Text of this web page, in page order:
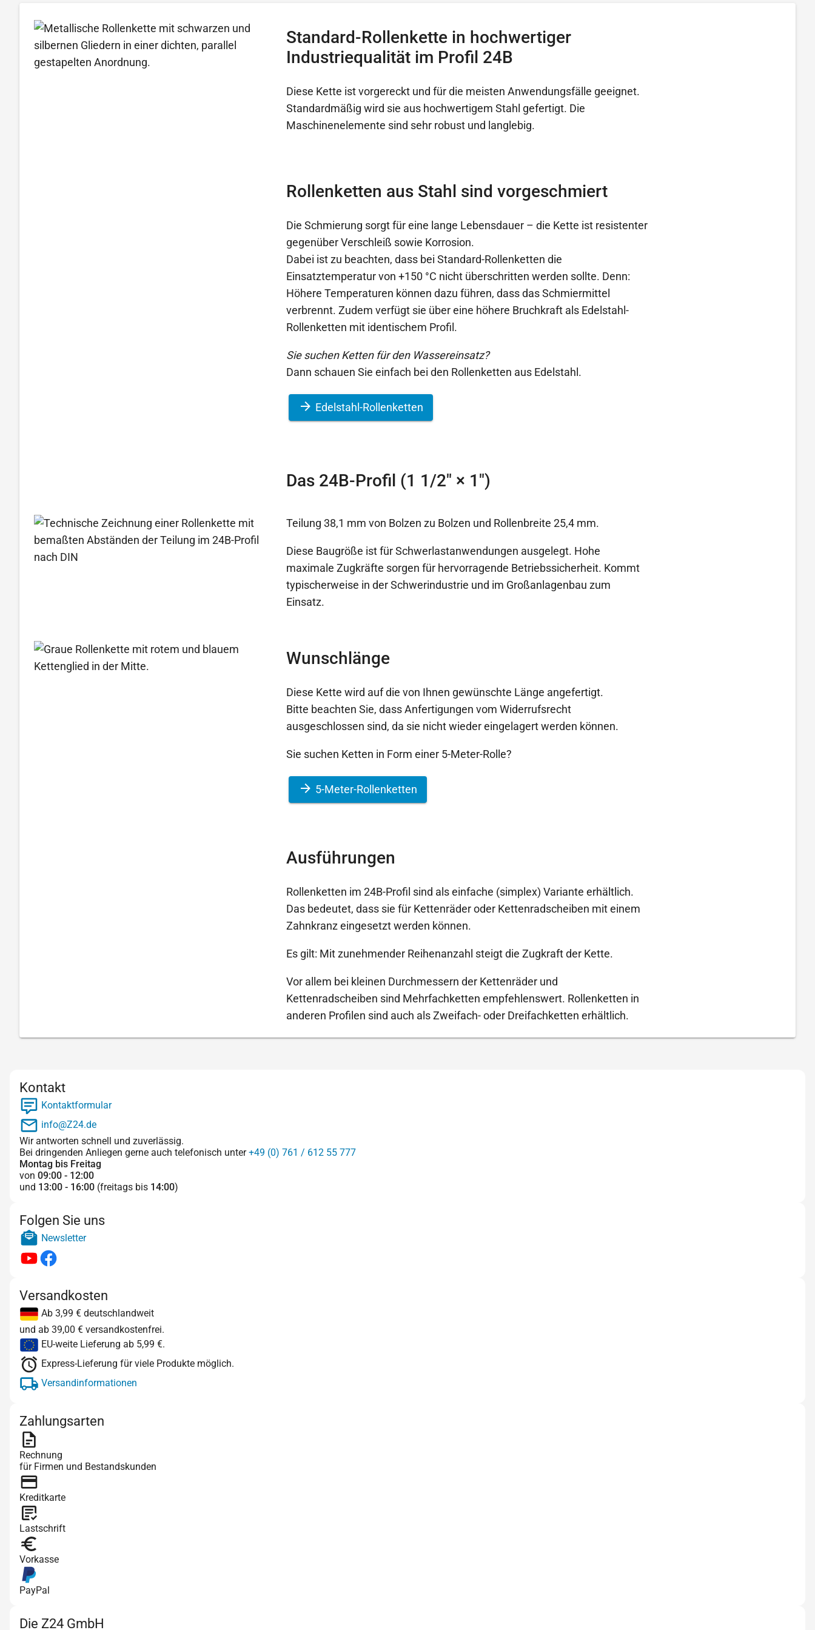
Standard-Rollenkette in hochwertiger
Industriequalität im Profil 24B
Diese Kette ist vorgereckt und für die meisten Anwendungsfälle geeignet.
Standardmäßig wird sie aus hochwertigem Stahl gefertigt. Die
Maschinenelemente sind sehr robust und langlebig.
Rollenketten aus Stahl sind vorgeschmiert
Die Schmierung sorgt für eine lange Lebensdauer – die Kette ist resistenter
gegenüber Verschleiß sowie Korrosion.
Dabei ist zu beachten, dass bei Standard-Rollenketten die
Einsatztemperatur von +150 °C nicht überschritten werden sollte. Denn:
Höhere Temperaturen können dazu führen, dass das Schmiermittel
verbrennt. Zudem verfügt sie über eine höhere Bruchkraft als Edelstahl-
Rollenketten mit identischem Profil.
Sie suchen Ketten für den Wassereinsatz?
Dann schauen Sie einfach bei den Rollenketten aus Edelstahl.
Edelstahl-Rollenketten
Das 24B-Profil (1 1/2″ × 1″)
Teilung 38,1 mm von Bolzen zu Bolzen und Rollenbreite 25,4 mm.
Diese Baugröße ist für Schwerlastanwendungen ausgelegt. Hohe
maximale Zugkräfte sorgen für hervorragende Betriebssicherheit. Kommt
typischerweise in der Schwerindustrie und im Großanlagenbau zum
Einsatz.
Wunschlänge
Diese Kette wird auf die von Ihnen gewünschte Länge angefertigt.
Bitte beachten Sie, dass Anfertigungen vom Widerrufsrecht
ausgeschlossen sind, da sie nicht wieder eingelagert werden können.
Sie suchen Ketten in Form einer 5-Meter-Rolle?
5-Meter-Rollenketten
Ausführungen
Rollenketten im 24B-Profil sind als einfache (simplex) Variante erhältlich.
Das bedeutet, dass sie für Kettenräder oder Kettenradscheiben mit einem
Zahnkranz eingesetzt werden können.
Es gilt: Mit zunehmender Reihenanzahl steigt die Zugkraft der Kette.
Vor allem bei kleinen Durchmessern der Kettenräder und
Kettenradscheiben sind Mehrfachketten empfehlenswert. Rollenketten in
anderen Profilen sind auch als Zweifach- oder Dreifachketten erhältlich.
Kontakt
Kontaktformular
info@Z24.de
Wir antworten schnell und zuverlässig.
Bei dringenden Anliegen gerne auch telefonisch unter+49 (0) 761 / 612 55 777
Montag bis Freitag
von 09:00 - 12:00
und 13:00 - 16:00 (freitags bis 14:00)
Folgen Sie uns
Newsletter
Versandkosten
Ab 3,99 € deutschlandweit
und ab 39,00 € versandkostenfrei.
EU-weite Lieferung ab 5,99 €.
Express-Lieferung für viele Produkte möglich.
Versandinformationen
Zahlungsarten
Rechnung
für Firmen und Bestandskunden
Kreditkarte
Lastschrift
Vorkasse
PayPal
Die Z24 GmbH